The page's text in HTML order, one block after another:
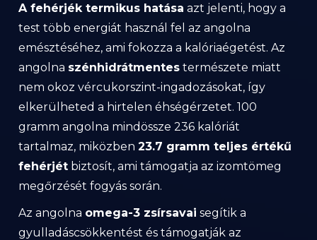
A fehérjék termikus hatása azt jelenti, hogy a
test több energiát használ fel az angolna
emésztéséhez, ami fokozza a kalóriaégetést. Az
angolna szénhidrátmentes természete miatt
nem okoz vércukorszint-ingadozásokat, így
elkerülheted a hirtelen éhségérzetet. 100
gramm angolna mindössze 236 kalóriát
tartalmaz, miközben 23.7 gramm teljes értékű
fehérjét biztosít, ami támogatja az izomtömeg
megőrzését fogyás során.
Az angolna omega-3 zsírsavai segítik a
gyulladáscsökkentést és támogatják az